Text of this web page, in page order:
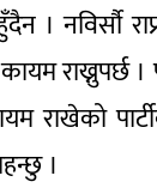
। नविर्सौ
राख्नुपर्छ ।
राखेको
।